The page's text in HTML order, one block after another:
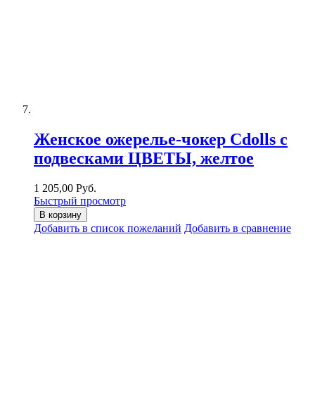
Женское ожерелье-чокер Cdolls с
подвесками ЦВЕТЫ, желтое
1 205,00 Руб.
Быстрый просмотр
В корзину
Добавить в список пожеланий Добавить в сравнение